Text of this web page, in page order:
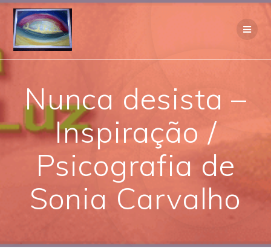
Skip
Nunca desista –
Inspiração /
Psicografia de
Sonia Carvalho